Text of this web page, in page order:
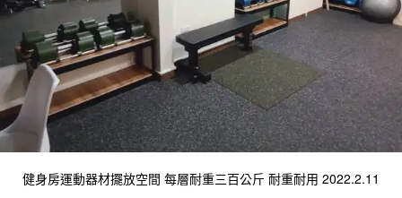
健身房運動器材擺放空間 每層耐重三百公斤 耐重耐用 2022.2.11